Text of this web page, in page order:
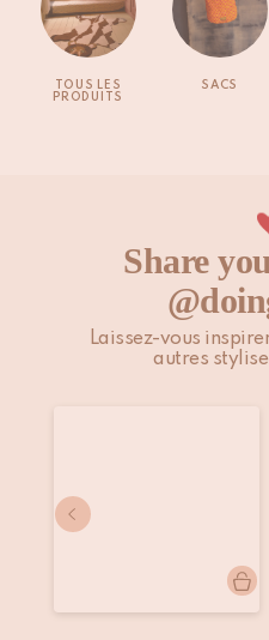
TOUS LES
PRODUITS
SACS
Share
Laissez-vous
autres
publiée